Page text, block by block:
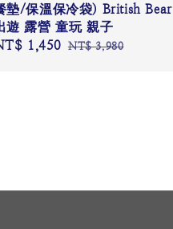
墊/保溫保冷袋) British Bear
遊 露營 童玩 親子
1,450 Regular
NT$ 3,980